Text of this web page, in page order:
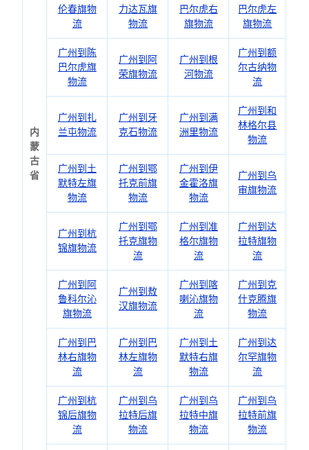
内
蒙
古
省
伦春旗物
流
力达瓦旗
物流
巴尔虎右
旗物流
巴尔虎左
旗物流
广州到陈
巴尔虎旗
物流
广州到阿
荣旗物流
广州到根
河物流
广州到额
尔古纳物
流
广州到扎
兰屯物流
广州到牙
克石物流
广州到满
洲里物流
广州到和
林格尔县
物流
广州到土
默特左旗
物流
广州到鄂
托克前旗
物流
广州到伊
金霍洛旗
物流
广州到乌
审旗物流
广州到杭
锦旗物流
广州到鄂
托克旗物
流
广州到准
格尔旗物
流
广州到达
拉特旗物
流
广州到阿
鲁科尔沁
旗物流
广州到敖
汉旗物流
广州到喀
喇沁旗物
流
广州到克
什克腾旗
物流
广州到巴
林右旗物
流
广州到巴
林左旗物
流
广州到土
默特右旗
物流
广州到达
尔罕旗物
流
广州到杭
锦后旗物
流
广州到乌
拉特后旗
物流
广州到乌
拉特中旗
物流
广州到乌
拉特前旗
物流